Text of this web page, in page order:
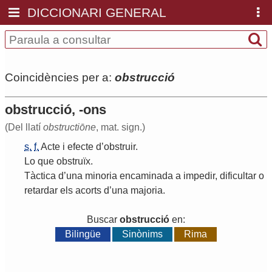
DICCIONARI GENERAL
Coincidències per a: obstrucció
obstrucció, -ons
(Del llatí obstructiōne, mat. sign.)
s. f. Acte i efecte d’obstruir.
Lo que obstruïx.
Tàctica d’una minoria encaminada a impedir, dificultar o
retardar els acorts d’una majoria.
Buscar obstrucció en:
Bilingüe
Sinònims Rima